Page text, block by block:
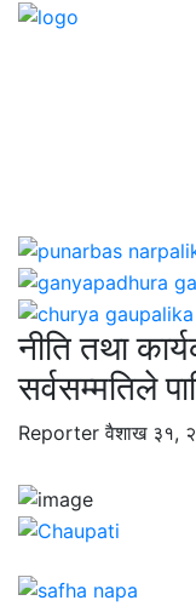
नीति तथा
सर्वसम्मतिले
Reporterवैशाख ३१,